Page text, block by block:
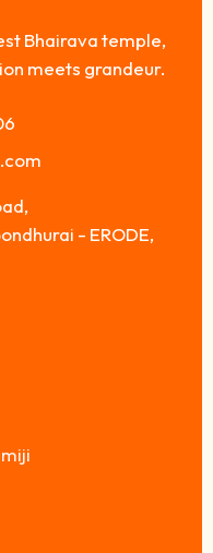
Bhairava temple,
meets grandeur.
- ERODE,